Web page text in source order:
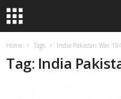
Home Tags India Pakistan War
Tag: India